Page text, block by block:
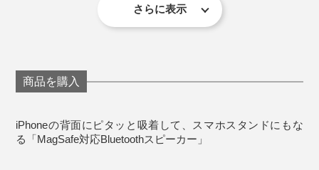
音が左右に振り分けられ、音に立体感が生まれ包まれて
接続中に着信があっても、電話の応答と通話の終了は電
（※）iPhoneでの通話応答とLINEの通話応答は実証済み。接続しているス
バッテリー容量：400mAh
入力ポート：USB Type-C
最大出力：5W
定格電圧電流：DC5V/500mA
動作温度：0~30°C
さらに表示
商品を購入
iPhoneの背面にピタッと吸着して、スマホスタンドにもな
る「MagSafe対応Bluetoothスピーカー」